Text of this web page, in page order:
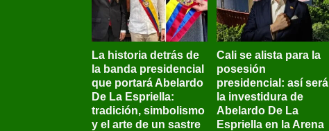
La historia detrás de
la banda presidencial
que portará Abelardo
De La Espriella:
tradición, simbolismo
y el arte de un sastre
Cali se alista para la
posesión
presidencial: así será
la investidura de
Abelardo De La
Espriella en la Arena